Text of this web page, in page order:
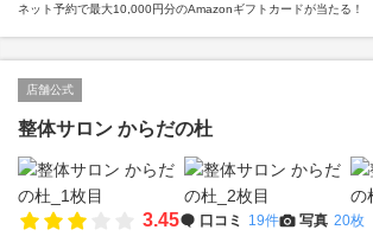
ネット予約で最大10,000円分のAmazonギフトカードが当たる！
店舗公式
整体サロン からだの杜
3.45 口コミ 19件 写真 20枚